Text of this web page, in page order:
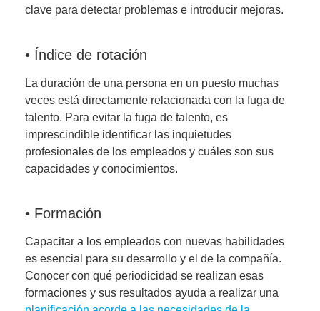
clave para detectar problemas e introducir mejoras.
• Índice de rotación
La duración de una persona en un puesto muchas
veces está directamente relacionada con la fuga de
talento. Para evitar la fuga de talento, es
imprescindible identificar las inquietudes
profesionales de los empleados y cuáles son sus
capacidades y conocimientos.
• Formación
Capacitar a los empleados con nuevas habilidades
es esencial para su desarrollo y el de la compañía.
Conocer con qué periodicidad se realizan esas
formaciones y sus resultados ayuda a realizar una